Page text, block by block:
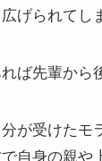
げられてし
ば先輩から
が受けたモ
自身の親や